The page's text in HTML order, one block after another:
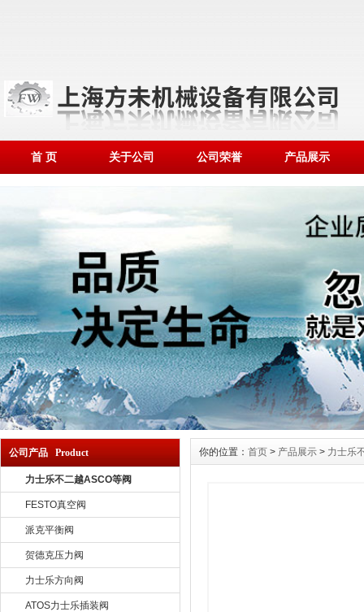
首 页 关于公司 公司荣誉 产品展示
公司产品 Product
力士乐不二越ASCO等阀
FESTO真空阀
派克平衡阀
贺德克压力阀
力士乐方向阀
ATOS力士乐插装阀
你的位置： 首页 > 产品展示 > 力士乐